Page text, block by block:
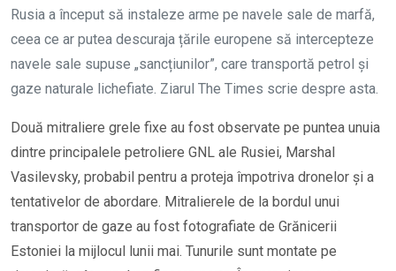
Rusia a început să instaleze arme pe navele sale de marfă,
ceea ce ar putea descuraja țările europene să intercepteze
navele sale supuse „sancțiunilor”, care transportă petrol și
gaze naturale lichefiate. Ziarul The Times scrie despre asta.
Două mitraliere grele fixe au fost observate pe puntea unuia
dintre principalele petroliere GNL ale Rusiei, Marshal
Vasilevsky, probabil pentru a proteja împotriva dronelor și a
tentativelor de abordare. Mitralierele de la bordul unui
transportor de gaze au fost fotografiate de Grănicerii
Estoniei la mijlocul lunii mai. Tunurile sunt montate pe